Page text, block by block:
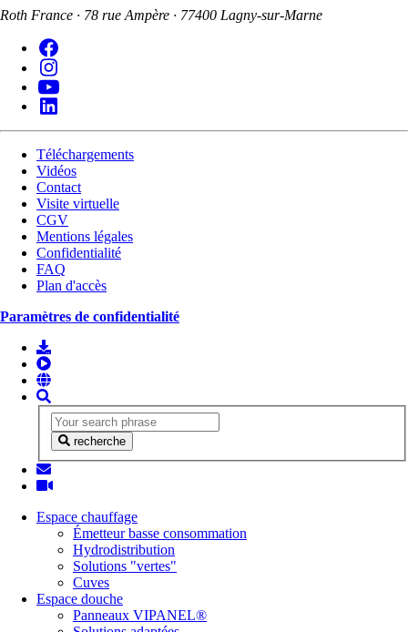
Roth France · 78 rue Ampère · 77400 Lagny-sur-Marne
Téléchargements
Vidéos
Contact
Visite virtuelle
CGV
Mentions légales
Confidentialité
FAQ
Plan d'accès
Paramètres de confidentialité
recherche
Espace chauffage
Émetteur basse consommation
Hydrodistribution
Solutions "vertes"
Cuves
Espace douche
Panneaux VIPANEL®